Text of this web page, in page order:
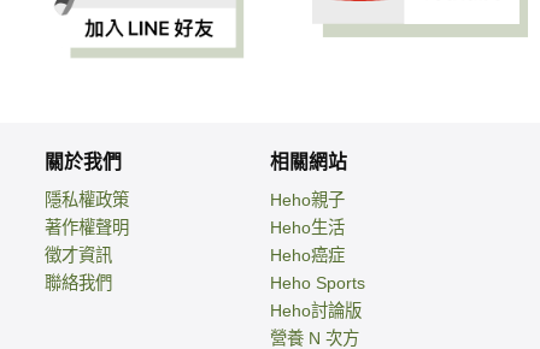
關於我們
隱私權政策
著作權聲明
徵才資訊
聯絡我們
相關網站
Heho親子
Heho生活
Heho癌症
Heho Sports
Heho討論版
營養 N 次方